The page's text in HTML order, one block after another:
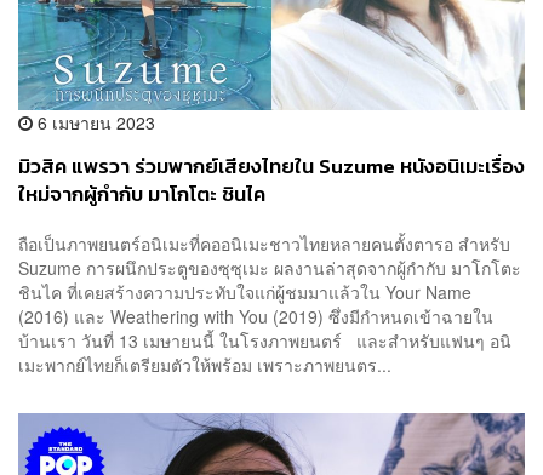
6 เมษายน 2023
มิวสิค แพรวา ร่วมพากย์เสียงไทยใน Suzume หนังอนิเมะเรื่อง
ใหม่จากผู้กำกับ มาโกโตะ ชินไค
ถือเป็นภาพยนตร์อนิเมะที่คออนิเมะชาวไทยหลายคนตั้งตารอ สำหรับ
Suzume การผนึกประตูของซุซุเมะ ผลงานล่าสุดจากผู้กำกับ มาโกโตะ
ชินไค ที่เคยสร้างความประทับใจแก่ผู้ชมมาแล้วใน Your Name
(2016) และ Weathering with You (2019) ซึ่งมีกำหนดเข้าฉายใน
บ้านเรา วันที่ 13 เมษายนนี้ ในโรงภาพยนตร์ และสำหรับแฟนๆ อนิ
เมะพากย์ไทยก็เตรียมตัวให้พร้อม เพราะภาพยนตร...